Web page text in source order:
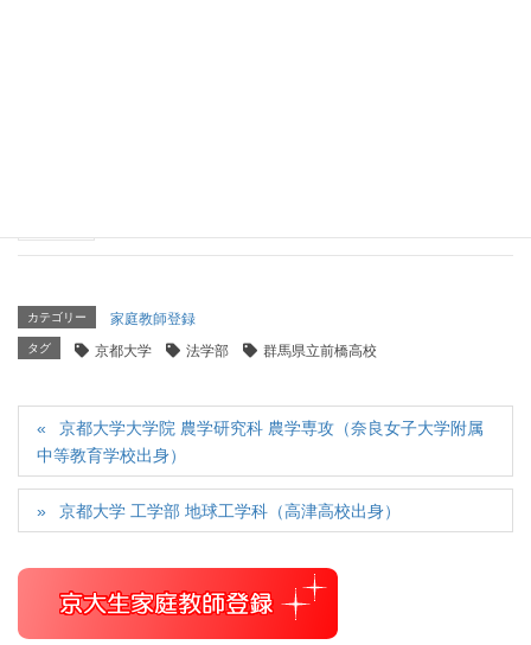
カテゴリー 家庭教師登録
タグ 京都大学 法学部 群馬県立前橋高校
京都大学大学院 農学研究科 農学専攻（奈良女子大学附属
中等教育学校出身）
京都大学 工学部 地球工学科（高津高校出身）